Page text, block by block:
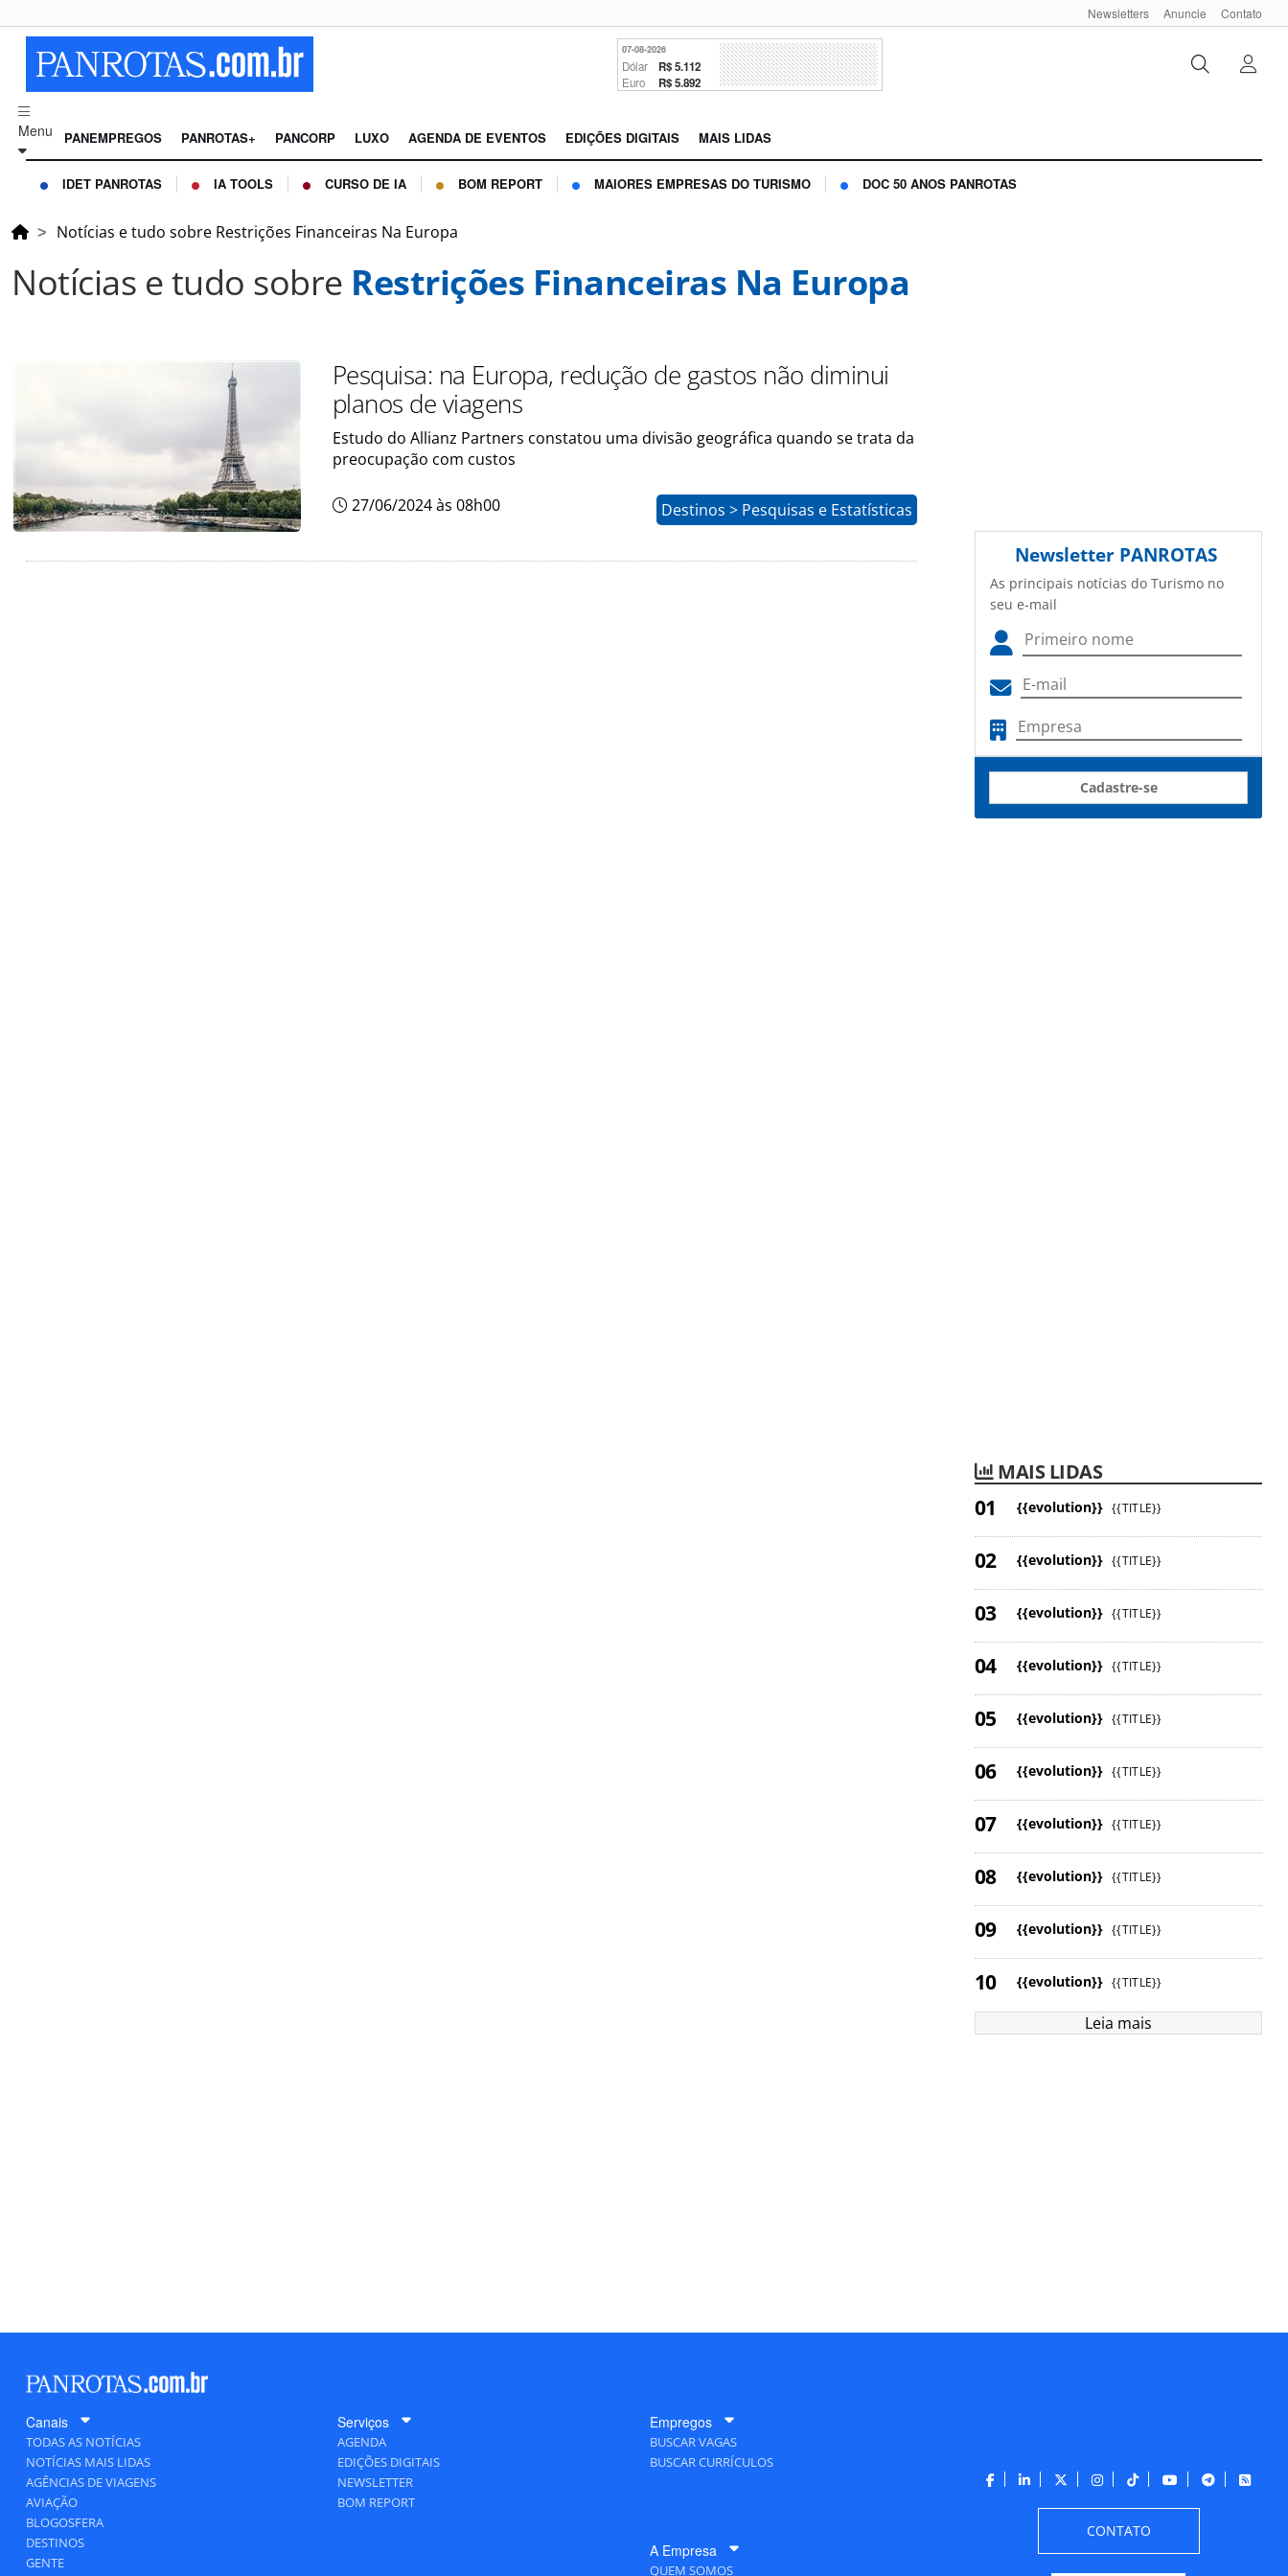
Newsletters Anuncie Contato
07-08-2026
Dólar R$ 5.112
Euro R$ 5.892
Menu PANEMPREGOS PANROTAS+ PANCORP LUXO AGENDA DE EVENTOS EDIÇÕES DIGITAIS MAIS LIDAS
IDET PANROTAS IA TOOLS CURSO DE IA BOM REPORT MAIORES EMPRESAS DO TURISMO DOC 50 ANOS PANROTAS
Notícias e tudo sobre Restrições Financeiras Na Europa
Notícias e tudo sobre Restrições Financeiras Na Europa
Pesquisa: na Europa, redução de gastos não diminui
planos de viagens
Estudo do Allianz Partners constatou uma divisão geográfica quando se trata da
preocupação com custos
27/06/2024 às 08h00 Destinos > Pesquisas e Estatísticas
Newsletter PANROTAS
As principais notícias do Turismo no
seu e-mail
Cadastre-se
MAIS LIDAS
{{evolution}} {{TITLE}}
{{evolution}} {{TITLE}}
{{evolution}} {{TITLE}}
{{evolution}} {{TITLE}}
{{evolution}} {{TITLE}}
{{evolution}} {{TITLE}}
{{evolution}} {{TITLE}}
{{evolution}} {{TITLE}}
{{evolution}} {{TITLE}}
{{evolution}} {{TITLE}}
Leia mais
Canais
TODAS AS NOTÍCIAS
NOTÍCIAS MAIS LIDAS
AGÊNCIAS DE VIAGENS
AVIAÇÃO
BLOGOSFERA
DESTINOS
GENTE
Serviços
AGENDA
EDIÇÕES DIGITAIS
NEWSLETTER
BOM REPORT
Empregos
BUSCAR VAGAS
BUSCAR CURRÍCULOS
A Empresa
QUEM SOMOS
CONTATO